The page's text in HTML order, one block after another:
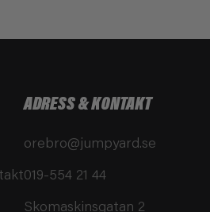
ADRESS & KONTAKT
orebro@jumpyard.se
019-554 21 44
Skomaskinsgatan 2